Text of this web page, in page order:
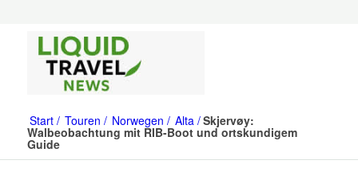
Start Touren Norwegen Alta Skjervøy:
Walbeobachtung mit RIB-Boot und ortskundigem
Guide